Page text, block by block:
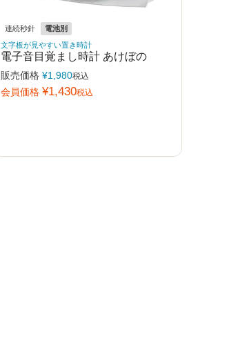
連続秒針
電池別
文字板が見やすい置き時計
電子音目覚まし時計 あけぼの
販売価格 ¥1,980税込
会員価格 ¥1,430税込